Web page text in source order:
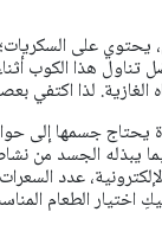
على
حوالي 150مل. ويفضل تناول
الغازية. لذا اكتفي
فيما يبذله الجسد من
عدد
اختيار الطعام